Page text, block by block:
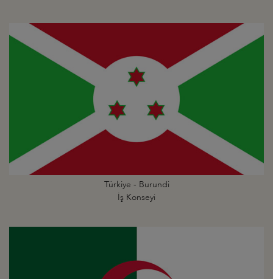
Türkiye - Burundi
İş Konseyi